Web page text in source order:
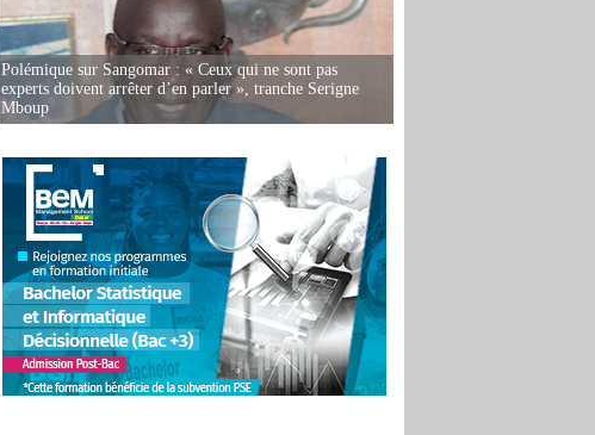
Polémique sur Sangomar : « Ceux qui ne sont pas
experts doivent arrêter d’en parler », tranche Serigne
Mboup